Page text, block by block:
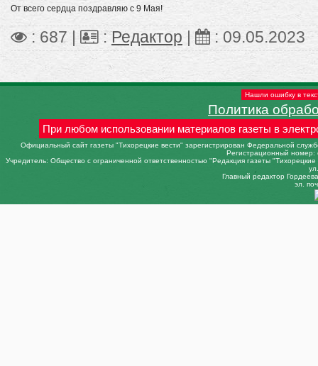
От всего сердца поздравляю с 9 Мая!
: 687 | :Редактор | : 09.05.2023
Нашли ошибку в
Политика
При любом использовании материалов газеты в
Официальный сайт газеты "Тихорецкие вести" зарегистрирован Федеральной
Регистрационный
Учредитель: Общество с ограниченной ответственностью "Редакция газеты
Главный редактор
эл.